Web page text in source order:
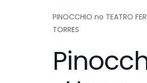
PINOCCHIO no TEATRO
TORRES